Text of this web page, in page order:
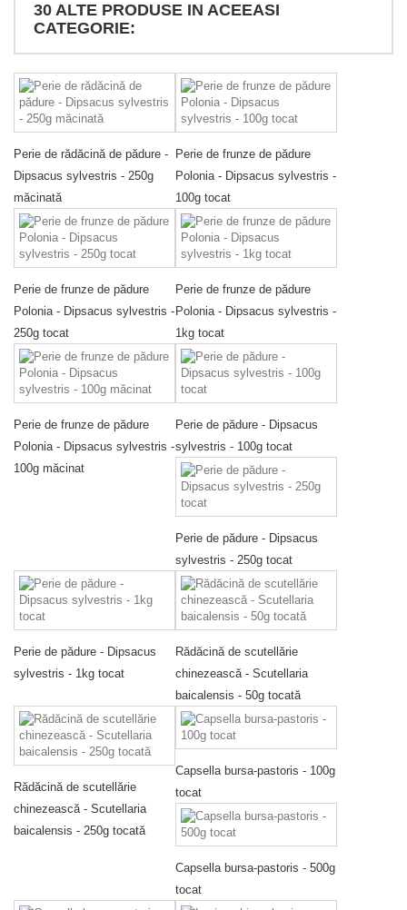
30 ALTE PRODUSE IN ACEEASI
CATEGORIE:
Perie de rădăcină de pădure -
Dipsacus sylvestris - 250g
măcinată
Perie de frunze de pădure
Polonia - Dipsacus sylvestris -
100g tocat
Perie de frunze de pădure
Polonia - Dipsacus sylvestris -
250g tocat
Perie de frunze de pădure
Polonia - Dipsacus sylvestris -
1kg tocat
Perie de frunze de pădure
Polonia - Dipsacus sylvestris -
100g măcinat
Perie de pădure - Dipsacus
sylvestris - 100g tocat
Perie de pădure - Dipsacus
sylvestris - 250g tocat
Perie de pădure - Dipsacus
sylvestris - 1kg tocat
Rădăcină de scutellărie
chinezească - Scutellaria
baicalensis - 50g tocată
Rădăcină de scutellărie
chinezească - Scutellaria
baicalensis - 250g tocată
Capsella bursa-pastoris - 100g
tocat
Capsella bursa-pastoris - 500g
tocat